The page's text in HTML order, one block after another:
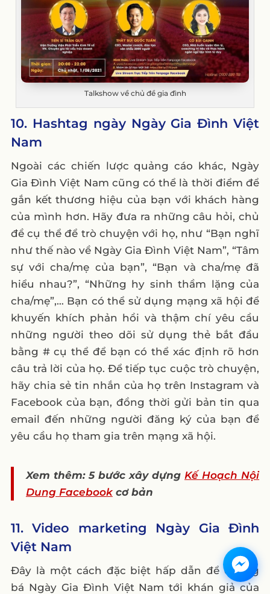
Talkshow về chủ đề gia đình
10. Hashtag ngày Ngày Gia Đình Việt
Nam
Ngoài các chiến lược quảng cáo khác, Ngày
Gia Đình Việt Nam cũng có thể là thời điểm để
gắn kết thương hiệu của bạn với khách hàng
của mình hơn. Hãy đưa ra những câu hỏi, chủ
đề cụ thể để trò chuyện với họ, như “Bạn nghĩ
như thế nào về Ngày Gia Đình Việt Nam”, “Tâm
sự với cha/mẹ của bạn”, “Bạn và cha/mẹ đã
hiểu nhau?”, “Những hy sinh thầm lặng của
cha/mẹ”,… Bạn có thể sử dụng mạng xã hội để
khuyến khích phản hồi và thậm chí yêu cầu
những người theo dõi sử dụng thẻ bắt đầu
bằng # cụ thể để bạn có thể xác định rõ hơn
câu trả lời của họ. Để tiếp tục cuộc trò chuyện,
hãy chia sẻ tin nhắn của họ trên Instagram và
Facebook của bạn, đồng thời gửi bản tin qua
email đến những người đăng ký của bạn để
yêu cầu họ tham gia trên mạng xã hội.
Xem thêm: 5 bước xây dựngKế Hoạch Nội
Dung Facebookcơ bản
11. Video marketing Ngày Gia Đình
Việt Nam
Đây là một cách đặc biệt hấp dẫn để quảng
bá Ngày Gia Đình Việt Nam tới khán giả của